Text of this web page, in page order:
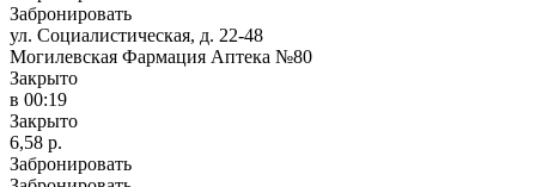
Забронировать
ул. Социалистическая, д. 22-48
Могилевская Фармация Аптека №80
Закрыто
в 00:19
Закрыто
6,58 р.
Забронировать